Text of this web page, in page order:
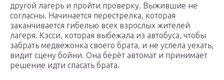
другой лагерь и пройти проверку. Выжившие не
согласны. Начинается перестрелка, которая
заканчивается гибелью всех взрослых жителей
лагеря. Кэсси, которая выбежала из автобуса, чтобы
забрать медвежонка своего брата, и не успела уехать,
видит сцену бойни. Она берёт автомат и принимает
решение идти спасать брата.